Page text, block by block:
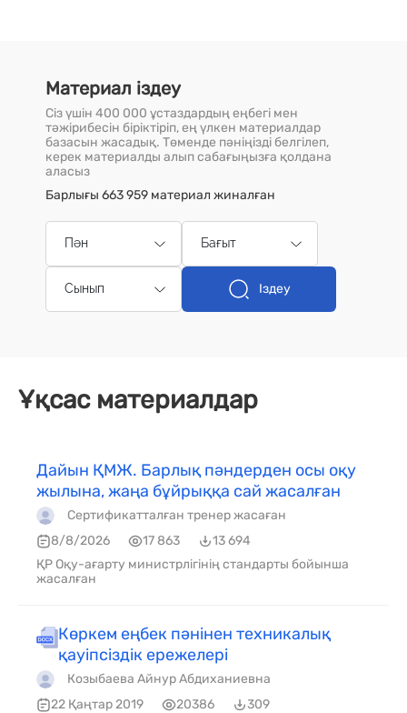
Материал іздеу
Сіз үшін 400 000 ұстаздардың еңбегі мен
тәжірибесін біріктіріп, ең үлкен материалдар
базасын жасадық. Төменде пәніңізді белгілеп,
керек материалды алып сабағыңызға қолдана
аласыз
Барлығы 663 959 материал жиналған
Пән Бағыт
Сынып Іздеу
Ұқсас материалдар
Дайын ҚМЖ. Барлық пәндерден осы оқу
жылына, жаңа бұйрыққа сай жасалған
Сертификатталған тренер жасаған
8/8/2026
17 863
13 694
ҚР Оқу-ағарту министрлігінің стандарты бойынша
жасалған
Көркем еңбек пәнінен техникалық
қауіпсіздік ережелері
Козыбаева Айнур Абдиханиевна
22 Қаңтар 2019
20386
309